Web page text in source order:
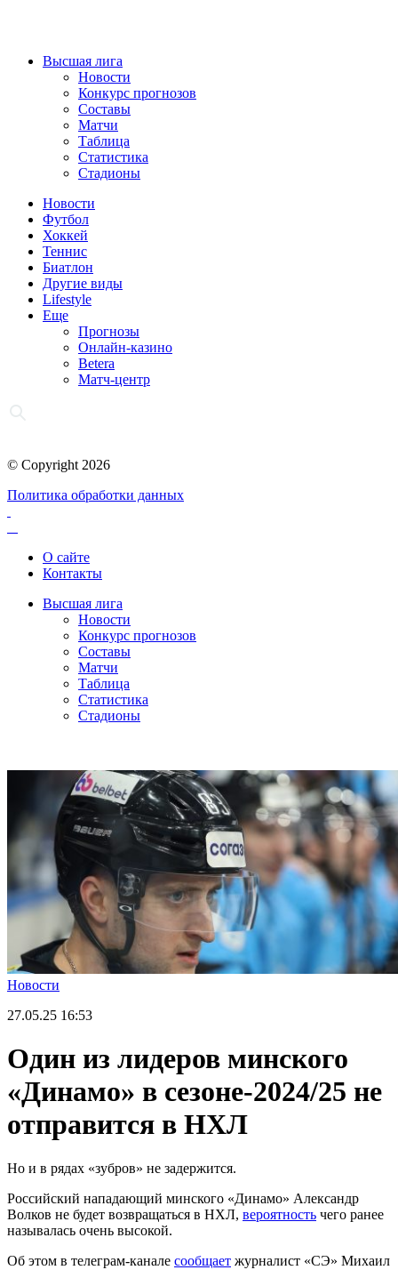
Высшая лига
Новости
Конкурс прогнозов
Составы
Матчи
Таблица
Статистика
Стадионы
Новости
Футбол
Хоккей
Теннис
Биатлон
Другие виды
Lifestyle
Еще
Прогнозы
Онлайн-казино
Betera
Матч-центр
© Copyright 2026
Политика обработки данных
О сайте
Контакты
Высшая лига
Новости
Конкурс прогнозов
Составы
Матчи
Таблица
Статистика
Стадионы
Новости
27.05.25 16:53
Один из лидеров минского
«Динамо» в сезоне-2024/25 не
отправится в НХЛ
Но и в рядах «зубров» не задержится.
Российский нападающий минского «Динамо» Александр
Волков не будет возвращаться в НХЛ, вероятность чего ранее
называлась очень высокой.
Об этом в телеграм-канале сообщает журналист «СЭ» Михаил